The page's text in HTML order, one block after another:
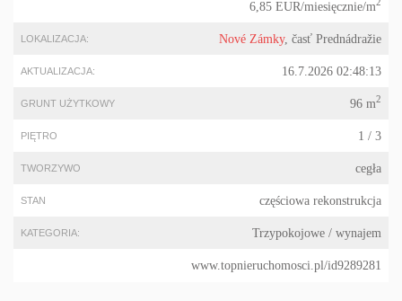
6,85 EUR/miesięcznie/m
LOKALIZACJA: Nové Zámky, časť Prednádražie
AKTUALIZACJA: 16.7.2026 02:48:13
GRUNT UŻYTKOWY 96 m2
PIĘTRO 1 / 3
TWORZYWO cegła
STAN częściowa rekonstrukcja
KATEGORIA: Trzypokojowe / wynajem
www.topnieruchomosci.pl/id9289281